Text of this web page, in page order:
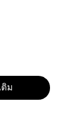
ติม